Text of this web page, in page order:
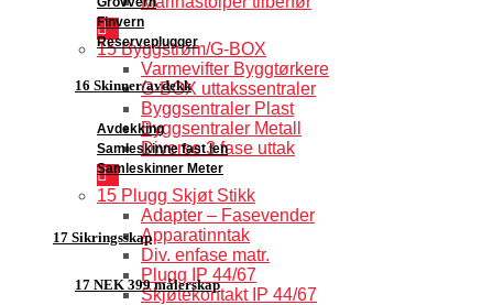
Finvern
Reserveplugger
16 Skinner/avdekk
Avdekking
Samleskinne fast len
Samleskinner Meter
17 Sikringsskap
17 NEK 399 målerskap
15 Byggstrøm/G-BOX
Varmevifter Byggtørkere
G-BOX uttakssentraler
Byggsentraler Plast
Byggsentraler Metall
Diverse 3 fase uttak
15 Plugg Skjøt Stikk
Adapter – Fasevender
Apparatinntak
Div. enfase matr.
Plugg IP 44/67
Skjøtekontakt IP 44/67